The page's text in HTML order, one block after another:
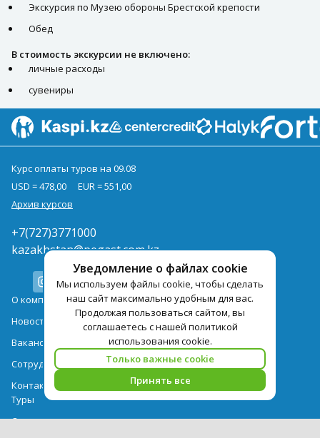
Экскурсия по Музею обороны Брестской крепости
Обед
В стоимость экскурсии не включено:
личные расходы
сувениры
Уведомление о файлах cookie
Мы используем файлы cookie, чтобы сделать
наш сайт максимально удобным для вас.
Продолжая пользоваться сайтом, вы
соглашаетесь с нашей политикой
использования cookie.
Только важные cookie
Принять все
Курс оплаты туров на 09.08
USD = 478,00
EUR = 551,00
Архив курсов
+7(727)3771000
kazakhstan@pegast.com.kz
О компании
Новости
Вакансии
Сотрудничество
Контактная информация
Туры
Отели